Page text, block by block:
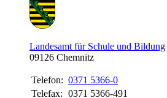
Landesamt für Schule und Bildung
09126 Chemnitz
Telefon: 0371 5366-0
Telefax: 0371 5366-491